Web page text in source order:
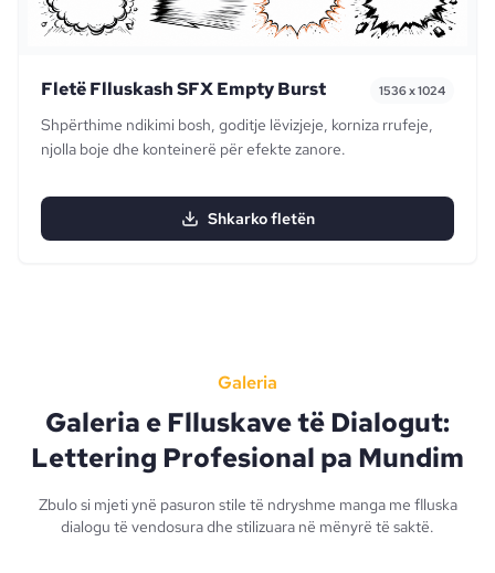
Fletë Flluskash SFX Empty Burst 1536 x 1024
Shpërthime ndikimi bosh, goditje lëvizjeje, korniza rrufeje,
njolla boje dhe konteinerë për efekte zanore.
Shkarko fletën
Galeria
Galeria e Flluskave të Dialogut:
Lettering Profesional pa Mundim
Zbulo si mjeti ynë pasuron stile të ndryshme manga me flluska
dialogu të vendosura dhe stilizuara në mënyrë të saktë.